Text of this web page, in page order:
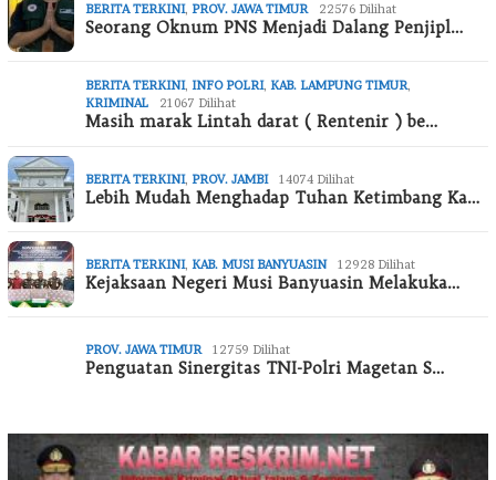
BERITA TERKINI, PROV. JAWA TIMUR 22576 Dilihat
Seorang Oknum PNS Menjadi Dalang Penjipl…
BERITA TERKINI, INFO POLRI, KAB. LAMPUNG TIMUR,
KRIMINAL
21067 Dilihat
Masih marak Lintah darat ( Rentenir ) be…
BERITA TERKINI, PROV. JAMBI 14074 Dilihat
Lebih Mudah Menghadap Tuhan Ketimbang Ka…
BERITA TERKINI, KAB. MUSI BANYUASIN 12928 Dilihat
Kejaksaan Negeri Musi Banyuasin Melakuka…
PROV. JAWA TIMUR 12759 Dilihat
Penguatan Sinergitas TNI-Polri Magetan S…